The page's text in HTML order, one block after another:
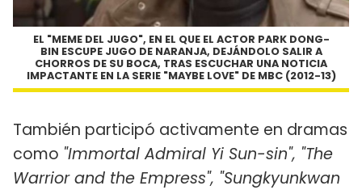
EL "MEME DEL JUGO", EN EL QUE EL ACTOR PARK DONG-
BIN ESCUPE JUGO DE NARANJA, DEJÁNDOLO SALIR A
CHORROS DE SU BOCA, TRAS ESCUCHAR UNA NOTICIA
IMPACTANTE EN LA SERIE "MAYBE LOVE" DE MBC (2012-13)
También participó activamente en dramas
como "Immortal Admiral Yi Sun-sin", "The
Warrior and the Empress", "Sungkyunkwan